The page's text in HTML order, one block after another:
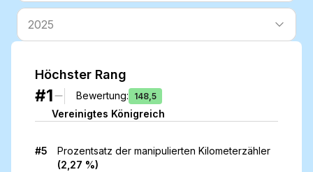
Land suchen
2025
Höchster Rang
#1 Bewertung: 148,5
Vereinigtes Königreich
#5 Prozentsatz der manipulierten Kilometerzähler
(2,27 %)